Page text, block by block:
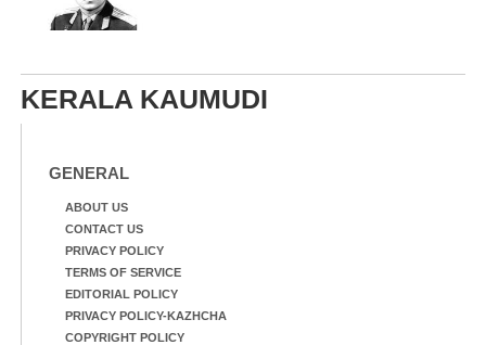
KERALA KAUMUDI
GENERAL
ABOUT US
CONTACT US
PRIVACY POLICY
TERMS OF SERVICE
EDITORIAL POLICY
PRIVACY POLICY-KAZHCHA
COPYRIGHT POLICY